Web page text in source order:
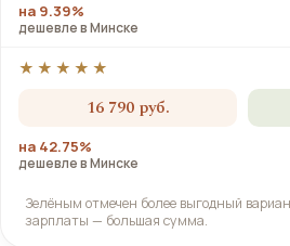
на 9.39%
дешевле в Минске
★★★★★
16 790 руб.
на 42.75%
дешевле в Минске
Зелёным отмечен более выгодный
зарплаты — большая сумма.